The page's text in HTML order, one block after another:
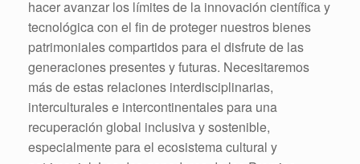
hacer avanzar los límites de la innovación científica y
tecnológica con el fin de proteger nuestros bienes
patrimoniales compartidos para el disfrute de las
generaciones presentes y futuras. Necesitaremos
más de estas relaciones interdisciplinarias,
interculturales e intercontinentales para una
recuperación global inclusiva y sostenible,
especialmente para el ecosistema cultural y